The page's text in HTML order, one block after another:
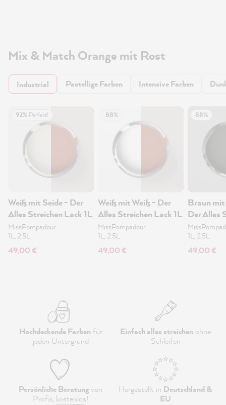
Mix & Match Orange mit Rost
Industrial Pastellige Farben Intensive Farben
92% Perfekt!
Weiß mit Seide - Der
Alles Streichen Lack 1L
MissPompadour
1L, 2.5L
49,00 €
88%
Weiß mit Weiß - Der
Alles Streichen Lack 1L
MissPompadour
1L, 2.5L
49,00 €
88%
Braun
Der Alles
Lack 1L
1L, 2.5L
49,00 €
Hochdeckende Farbenfür
jeden Untergrund
Einfach alles streichen ohne
Schleifen
Persönliche Beratungvon
Profis, kostenlos!
Hergestellt in Deutschland &
EU